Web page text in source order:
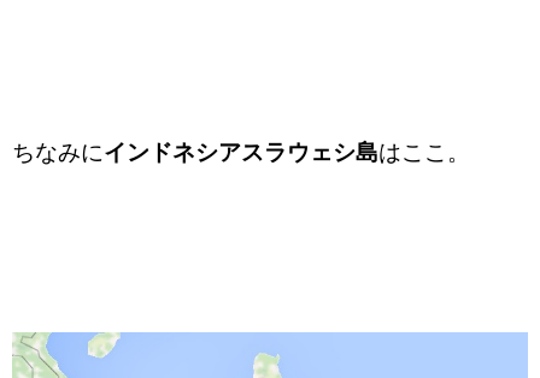
ちなみにインドネシアスラウェシ島はここ。